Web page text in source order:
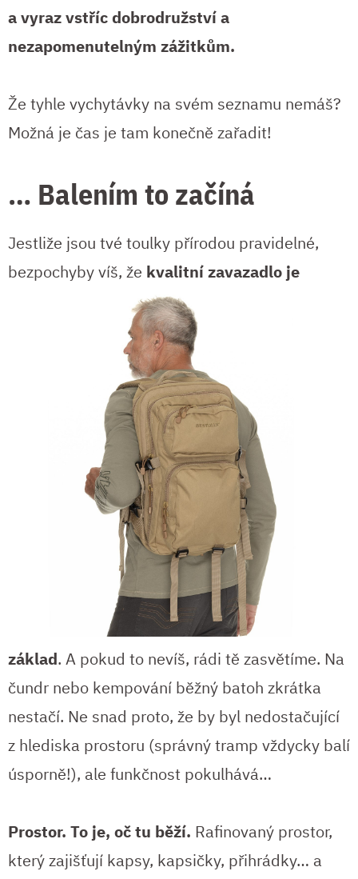
a vyraz vstříc dobrodružství a
nezapomenutelným zážitkům.
Že tyhle vychytávky na svém seznamu nemáš?
Možná je čas je tam konečně zařadit!
… Balením to začíná
Jestliže jsou tvé toulky přírodou pravidelné,
bezpochyby víš, že kvalitní zavazadlo je
základ. A pokud to nevíš, rádi tě zasvětíme. Na
čundr nebo kempování běžný batoh zkrátka
nestačí. Ne snad proto, že by byl nedostačující
z hlediska prostoru (správný tramp vždycky balí
úsporně!), ale funkčnost pokulhává…
Prostor. To je, oč tu běží. Rafinovaný prostor,
který zajišťují kapsy, kapsičky, přihrádky… a